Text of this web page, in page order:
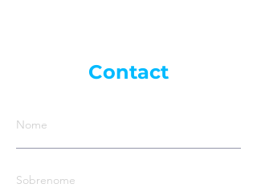
Contact